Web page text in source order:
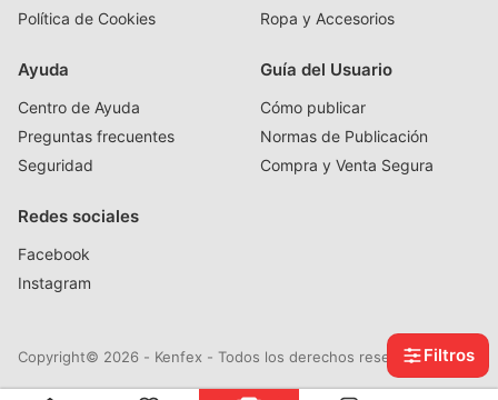
Filtros
Política de Cookies
Ropa y Accesorios
Ayuda
Centro de Ayuda
Preguntas frecuentes
Seguridad
Guía del Usuario
Cómo publicar
Normas de Publicación
Compra y Venta Segura
Redes sociales
Facebook
Instagram
Copyright© 2026 - Kenfex - Todos los derechos reservados.